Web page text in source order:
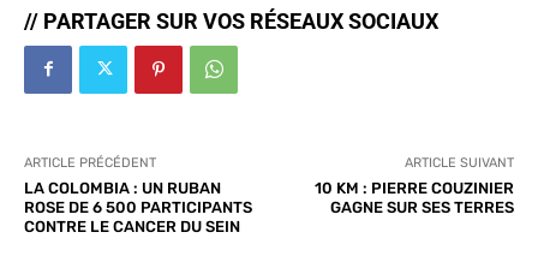
// PARTAGER SUR VOS RÉSEAUX SOCIAUX
ARTICLE PRÉCÉDENT
LA COLOMBIA : UN RUBAN
ROSE DE 6 500 PARTICIPANTS
CONTRE LE CANCER DU SEIN
ARTICLE SUIVANT
10 KM : PIERRE COUZINIER
GAGNE SUR SES TERRES